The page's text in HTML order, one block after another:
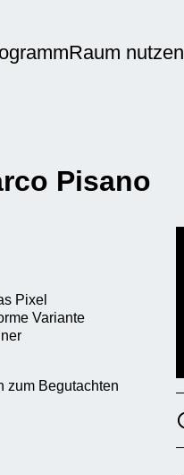
Raum nutzen
Pisano
Pixel
Variante
zum Begutachten